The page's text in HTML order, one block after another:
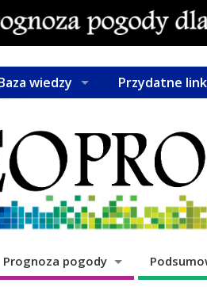
wiedzy Przydatne
Prognoza pogody